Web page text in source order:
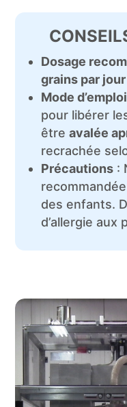
Dosage
grains par jour
Mode d’emploi
pour libérer
êtreavalée
recrachée
Précautions :
des enfants.
d’allergie aux